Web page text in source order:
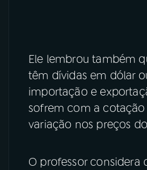
Ele lembrou também
têm dívidas em dólar
importação e
sofrem com a
variação nos preços
O professor considera